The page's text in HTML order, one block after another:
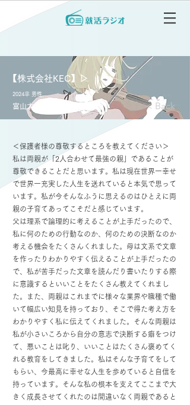
【株式会社KEC】▷
2024卒 男性
富山大学 都市デザイン学部 < Back
＜保護者様の尊敬するところを教えてください＞
私は両親が「2人合わせて最強の親」であることが
尊敬できることだと思います。私は現在世界一幸せ
で世界一充実した人生を送れていると本気で思って
います。私が今そんなふうに思えるのはひとえに両
親の子育てあってこそだと感じています。
父は理系で論理的に考えることが上手だったので、
私に何のための行動なのか、何のための決断なのか
考える機会をたくさんくれました。母は文系で文章
を作ったりわかりやすく伝えることが上手だったの
で、私が苦手だった文章を読んだり書いたりする際
に意識するといいことをたくさん教えてくれまし
た。また、両親はこれまでに様々な業界や職種で働
いて幅広い知見を持っており、そこで得た考え方を
わかりやすく私に伝えてくれました。そんな両親は
私が小さいころから自分の意志で決断する癖をつけ
て、悪いことは叱り、いいことはたくさん褒めてく
れる教育をしてきました。私はそんな子育てをして
もらい、今最高に幸せな人生を歩めていると自信を
持っています。そんな私の根本を支えてここまで大
きく成長させてくれたのは間違いなく両親であると